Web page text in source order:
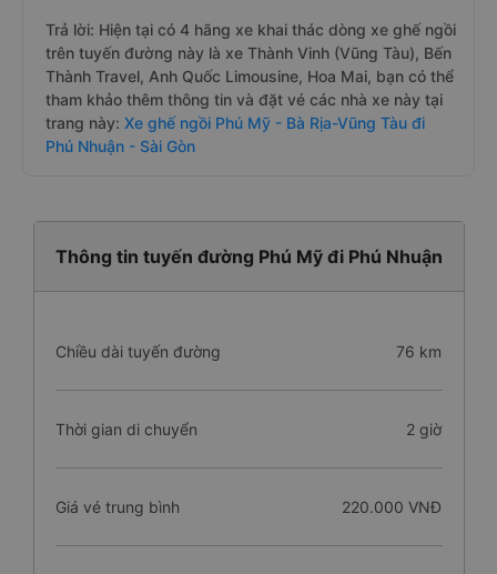
Trả lời: Hiện tại có 4 hãng xe khai thác dòng xe ghế ngồi
trên tuyến đường này là xe Thành Vinh (Vũng Tàu), Bến
Thành Travel, Anh Quốc Limousine, Hoa Mai, bạn có thể
tham khảo thêm thông tin và đặt vé các nhà xe này tại
trang này: Xe ghế ngồi Phú Mỹ - Bà Rịa-Vũng Tàu đi
Phú Nhuận - Sài Gòn
Thông tin tuyến đường Phú Mỹ đi Phú Nhuận
Chiều dài tuyến đường 76 km
Thời gian di chuyển 2 giờ
Giá vé trung bình 220.000 VNĐ